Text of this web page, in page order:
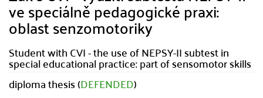
ve speciálně pedagogické praxi:
oblast senzomotoriky
Student with CVI - the use of NEPSY-II subtest in
special educational practice: part of sensomotor skills
diploma thesis (DEFENDED)